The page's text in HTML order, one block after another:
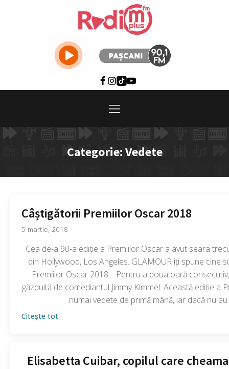
Categorie:Vedete
Câștigătorii Premiilor Oscar 2018
5 martie, 2018
Cea de-a 90-a ediție a Premiilor Oscar a avut seara
din Hollywood, Los Angeles. GLAMOUR îți spune cine
Premiilor Oscar 2018. Pentru a doua oară
găzduită de comediantul Jimmy Kimmel. Această ediție a
numai vedete de primă mână, iar dacă nu
Citește tot
Elisabetta Cuibar, copilul care